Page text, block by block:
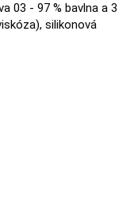
03 - 97 % bavlna a 3
silikonová